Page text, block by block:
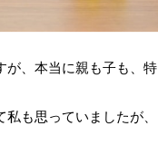
が、本当に親も子も、特
も思っていましたが、